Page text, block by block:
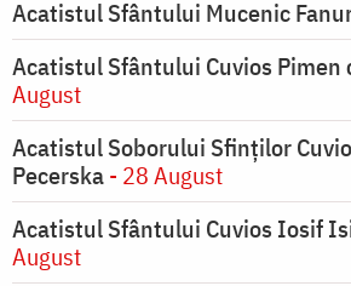
Acatistul Sfântului Mucenic
Acatistul Sfântului Cuvios Pimen
August
Acatistul Soborului Sfinților
Pecerska- 28 August
Acatistul Sfântului Cuvios Iosif
August